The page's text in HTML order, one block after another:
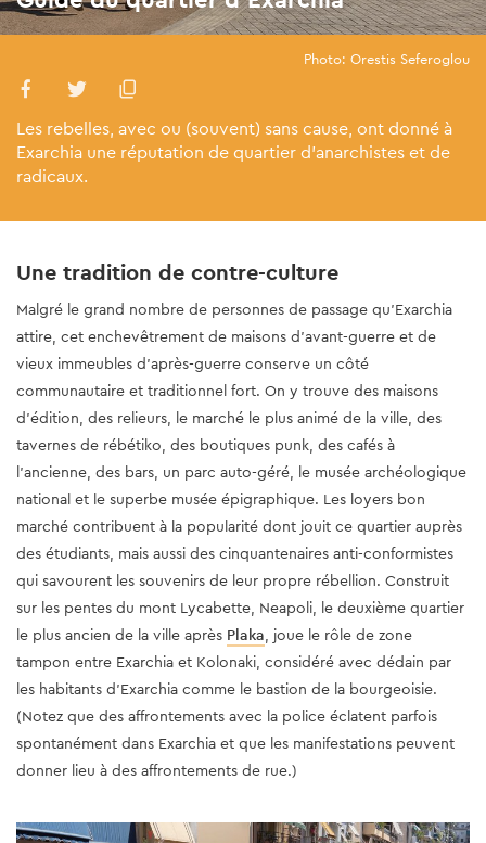
Photo: Orestis Seferoglou
Les rebelles, avec ou (souvent) sans cause, ont donné à
Exarchia une réputation de quartier d’anarchistes et de
radicaux.
Une tradition de contre-culture
Malgré le grand nombre de personnes de passage qu’Exarchia
attire, cet enchevêtrement de maisons d’avant-guerre et de
vieux immeubles d’après-guerre conserve un côté
communautaire et traditionnel fort. On y trouve des maisons
d’édition, des relieurs, le marché le plus animé de la ville, des
tavernes de rébétiko, des boutiques punk, des cafés à
l’ancienne, des bars, un parc auto-géré, le musée archéologique
national et le superbe musée épigraphique. Les loyers bon
marché contribuent à la popularité dont jouit ce quartier auprès
des étudiants, mais aussi des cinquantenaires anti-conformistes
qui savourent les souvenirs de leur propre rébellion. Construit
sur les pentes du mont Lycabette, Neapoli, le deuxième quartier
le plus ancien de la ville après Plaka, joue le rôle de zone
tampon entre Exarchia et Kolonaki, considéré avec dédain par
les habitants d’Exarchia comme le bastion de la bourgeoisie.
(Notez que des affrontements avec la police éclatent parfois
spontanément dans Exarchia et que les manifestations peuvent
donner lieu à des affrontements de rue.)